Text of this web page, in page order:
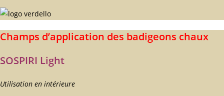
Champs d’application des badigeons chaux
SOSPIRI Light
Utilisation en intérieure